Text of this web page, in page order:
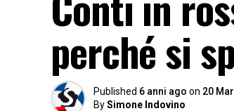
perché si
Published 6 anni ago on 20
BySimone Indovino